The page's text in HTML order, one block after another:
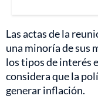
Las actas de la
una minoría de sus
los tipos de interés
considera que la
generar inflación.